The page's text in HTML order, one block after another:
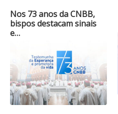
Nos 73 anos da CNBB,
bispos destacam sinais
e…